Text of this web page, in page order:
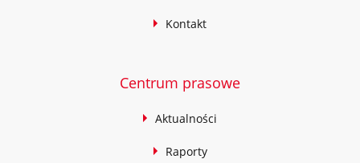
Kontakt
Centrum prasowe
Aktualności
Raporty